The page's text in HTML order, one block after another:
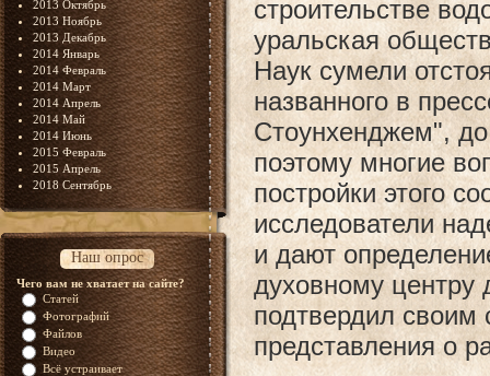
2013 Октябрь
2013 Ноябрь
2013 Декабрь
2014 Январь
2014 Февраль
2014 Март
2014 Апрель
2014 Май
2014 Июнь
2015 Февраль
2015 Апрель
2018 Сентябрь
Наш опрос
Чего вам не хватает на сайте?
Статей
Фотографий
Файлов
Видео
Всё устраивает
строительстве
уральская
Наук сумели
названного в
Стоунхенджем",
поэтому многие
постройки этого
исследователи
и дают
духовному
подтвердил своим
представления о